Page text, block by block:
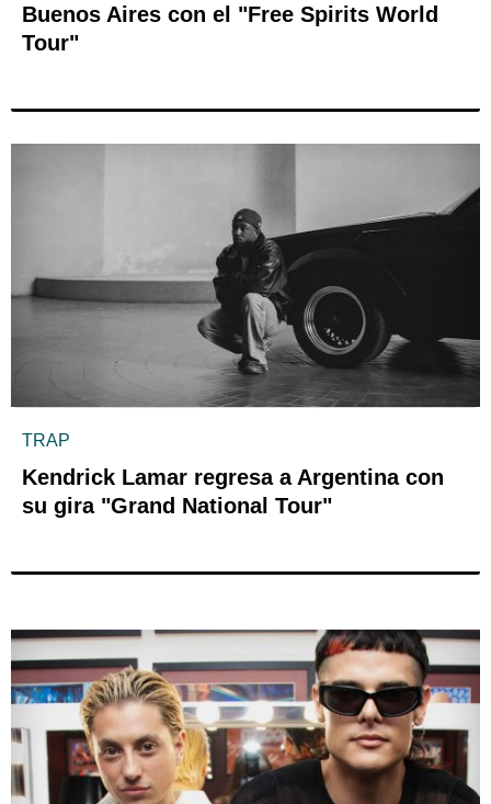
Buenos Aires con el "Free Spirits World
Tour"
TRAP
Kendrick Lamar regresa a Argentina con
su gira "Grand National Tour"